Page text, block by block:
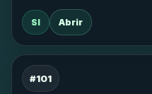
SI Abrir
#101